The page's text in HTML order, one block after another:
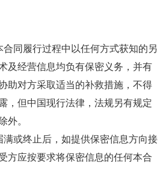
合同履行过程中以任何方式获知的另
及经营信息均负有保密义务，并有
助对方采取适当的补救措施，不得
，但中国现行法律，法规另有规定
外。
满或终止后，如提供保密信息方向接
方应按要求将保密信息的任何本合